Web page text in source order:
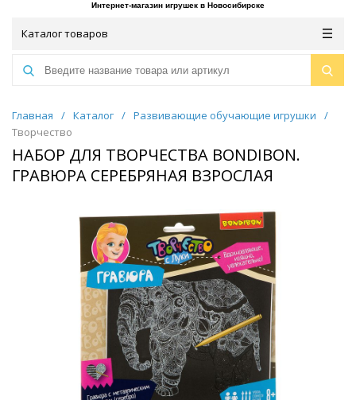
Интернет-магазин игрушек в Новосибирске
Каталог товаров
Главная / Каталог / Развивающие обучающие игрушки
/
Творчество
НАБОР ДЛЯ ТВОРЧЕСТВА BONDIBON.
ГРАВЮРА СЕРЕБРЯНАЯ ВЗРОСЛАЯ